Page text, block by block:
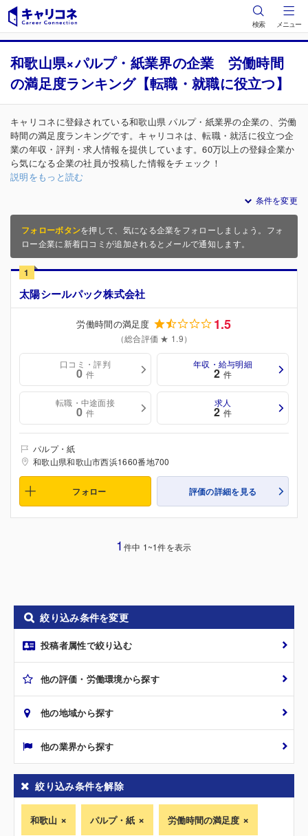
検索 メニュー
和歌山県×パルプ・紙業界の企業 労働時間
の満足度ランキング【転職・就職に役立つ】
キャリコネに登録されている和歌山県 パルプ・紙業界の企業の、労働
時間の満足度ランキングです。キャリコネは、転職・就活に役立つ企
業の年収・評判・求人情報を提供しています。60万以上の登録企業か
ら気になる企業の社員が投稿した情報をチェック！
説明をもっと読む
条件を変更
フォローボタンを押して、気になる企業をフォローしましょう。フォ
ロー企業に新着口コミが追加されるとメールで通知します。
1
太陽シールパック株式会社
労働時間の満足度 1.5
（総合評価 ★ 1.9）
口コミ・評判
0 件
年収・給与明細
2 件
転職・中途面接
0 件
求人
2 件
パルプ・紙
和歌山県和歌山市西浜1660番地700
フォロー 評価の詳細を見る
1 件中 1~1件を表示
絞り込み条件を変更
投稿者属性で絞り込む
他の評価・労働環境から探す
他の地域から探す
他の業界から探す
絞り込み条件を解除
和歌山 パルプ・紙 労働時間の満足度